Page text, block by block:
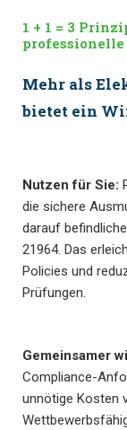
1 + 1 = 3
Mehr als
bietet ein
Nutzen für Sie:
die sichere
darauf
21964. Das
Policies und
Prüfungen.
Gemeinsamer
Compliance-
unnötige Kosten